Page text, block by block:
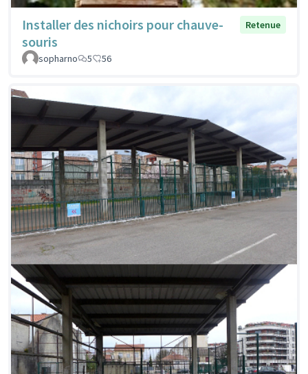
Installer des nichoirs pour chauve-
souris
Retenue
sopharno 5 56